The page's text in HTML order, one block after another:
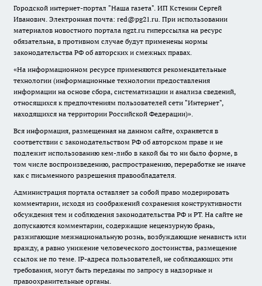
Городской интернет-портал "Наша газета". ИП Кстенин Сергей
Иванович. Электронная почта: red@pg21.ru. При использовании
материалов новостного портала ngzt.ru гиперссылка на ресурс
обязательна, в противном случае будут применены нормы
законодательства РФ об авторских и смежных правах.
«На информационном ресурсе применяются рекомендательные
технологии (информационные технологии предоставления
информации на основе сбора, систематизации и анализа сведений,
относящихся к предпочтениям пользователей сети "Интернет",
находящихся на территории Российской Федерации)».
Вся информация, размещенная на данном сайте, охраняется в
соответствии с законодательством РФ об авторском праве и не
подлежит использованию кем-либо в какой бы то ни было форме, в
том числе воспроизведению, распространению, переработке не иначе
как с письменного разрешения правообладателя.
Администрация портала оставляет за собой право модерировать
комментарии, исходя из соображений сохранения конструктивности
обсуждения тем и соблюдения законодательства РФ и РТ. На сайте не
допускаются комментарии, содержащие нецензурную брань,
разжигающие межнациональную рознь, возбуждающие ненависть или
вражду, а равно унижение человеческого достоинства, размещение
ссылок не по теме. IP-адреса пользователей, не соблюдающих эти
требования, могут быть переданы по запросу в надзорные и
правоохранительные органы.